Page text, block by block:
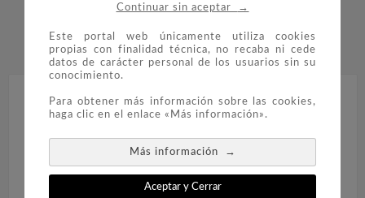
Continuar sin aceptar →
Este portal web únicamente utiliza cookies
propias con finalidad técnica, no recaba ni cede
datos de carácter personal de los usuarios sin su
conocimiento.
Para obtener más información sobre las cookies,
haga clic en el enlace «Más información».
Más información →
Aceptar y Cerrar
 